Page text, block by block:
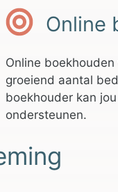
Online
Online
groeiend aantal
boekhouder kan
ondersteunen.